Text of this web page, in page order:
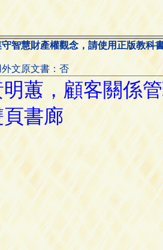
智慧財產權觀念，請使用正版教科
文原文書：否